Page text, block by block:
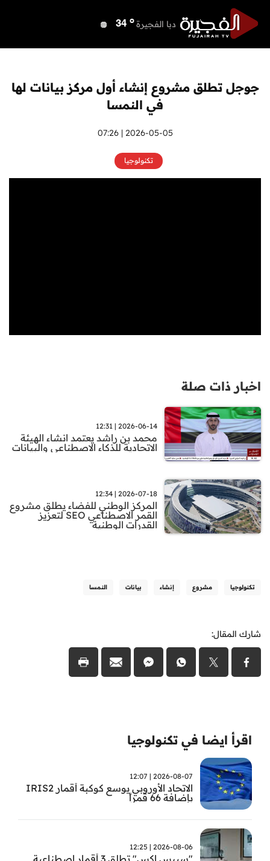
دبا الفجيرة 34 o
أم القيوين o
راس الخيمة o
الفجيرة 33 o
جوجل تطلق مشروع إنشاء أول مركز بيانات لها
في النمسا
2026-05-05 | 07:26
تكنولوجيا
اخبار ذات صلة
2026-06-14 | 12:31
محمد بن راشد يعتمد انشاء الهيئة
الاتحادية للذكاء الاصطناعي والبيانات
2026-07-18 | 12:34
المركز الوطني للفضاء يطلق مشروع
القمر الاصطناعي SEO لتعزيز
القدرات الوطنية
تكنولوجيا مشروع إنشاء بيانات النمسا
شارك المقال:
اقرأ ايضا في تكنولوجيا
2026-08-07 | 12:07
الاتحاد الأوروبي يوسع كوكبة أقمار IRIS2
بإضافة 66 قمراً
2026-08-06 | 12:25
"سبيس إكس" تطلق 3 أقمار اصطناعية